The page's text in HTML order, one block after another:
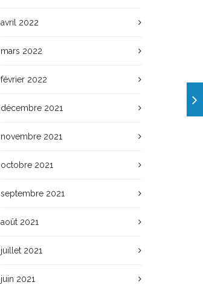
avril 2022
mars 2022
février 2022
décembre 2021
novembre 2021
octobre 2021
septembre 2021
août 2021
juillet 2021
juin 2021